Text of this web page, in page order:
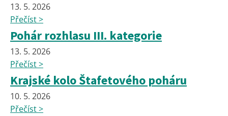
13. 5. 2026
Přečíst >
Pohár rozhlasu III. kategorie
13. 5. 2026
Přečíst >
Krajské kolo Štafetového poháru
10. 5. 2026
Přečíst >